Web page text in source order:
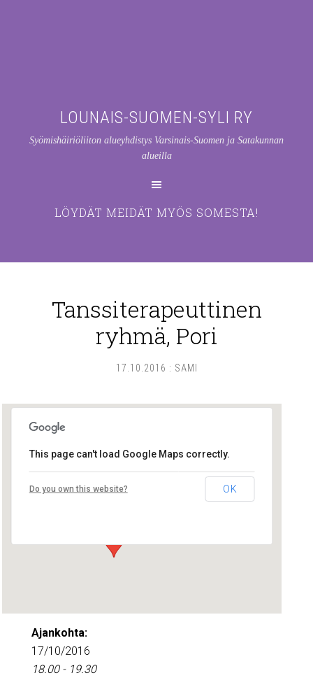
LOUNAIS-SUOMEN-SYLI RY
Syömishäiriöliiton alueyhdistys Varsinais-Suomen ja Satakunnan
alueilla
LÖYDÄT MEIDÄT MYÖS SOMESTA!
Tanssiterapeuttinen
ryhmä, Pori
17.10.2016 : SAMI
Tanssiterapia Piuma
Eteläkatu 17 D 3 - Pori
This page can't load Google Maps correctly.
Do you own this website? OK
Ajankohta:
17/10/2016
18.00 - 19.30